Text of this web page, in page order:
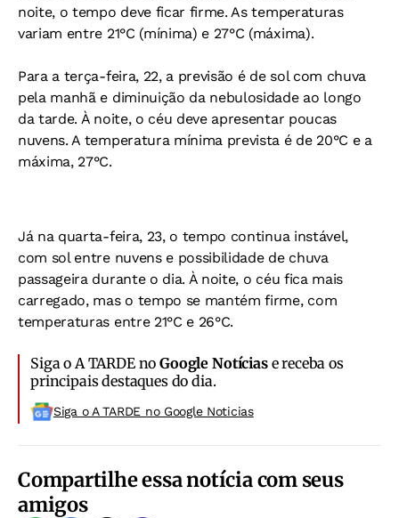
noite, o tempo deve ficar firme. As temperaturas
variam entre 21°C (mínima) e 27°C (máxima).
Para a terça-feira, 22, a previsão é de sol com chuva
pela manhã e diminuição da nebulosidade ao longo
da tarde. À noite, o céu deve apresentar poucas
nuvens. A temperatura mínima prevista é de 20°C e a
máxima, 27°C.
Já na quarta-feira, 23, o tempo continua instável,
com sol entre nuvens e possibilidade de chuva
passageira durante o dia. À noite, o céu fica mais
carregado, mas o tempo se mantém firme, com
temperaturas entre 21°C e 26°C.
Siga o A TARDE noGoogle Notíciase receba os
principais destaques do dia.
Siga o A TARDE no Google Noticias
Compartilhe essa notícia com seus
amigos